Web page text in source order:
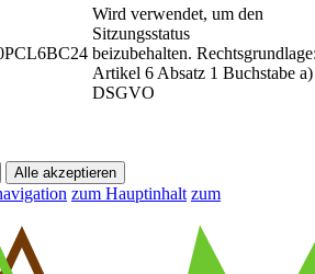
Wird verwendet, um den
Sitzungsstatus
beizubehalten.
Artikel 6 Absatz 1 Buchstabe a)
DSGVO
Alle akzeptieren
zum Hauptinhalt zum